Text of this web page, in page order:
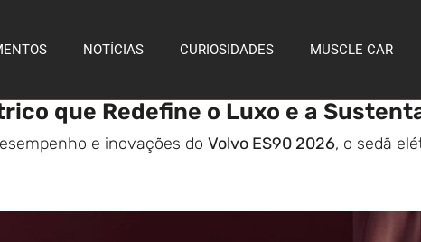
NOTÍCIAS CURIOSIDADES MUSCLE CAR
que Redefine o Luxo e a
e inovações do Volvo ES90 2026, o sedã